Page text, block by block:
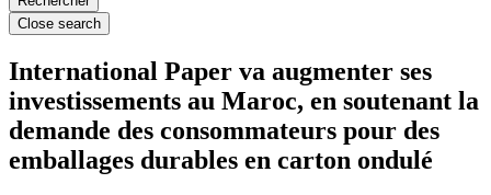
Close search
International Paper va augmenter ses
investissements au Maroc, en soutenant la
demande des consommateurs pour des
emballages durables en carton ondulé